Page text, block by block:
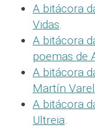
A bitácora
Vidas.
A bitácora
poemas de
A bitácora
Martín
A bitácora
Ultreia.